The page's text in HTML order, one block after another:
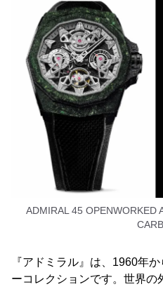
ADMIRAL 45 OPENWORKED
『アドミラル』は、1960年
ーコレクションです。世界の